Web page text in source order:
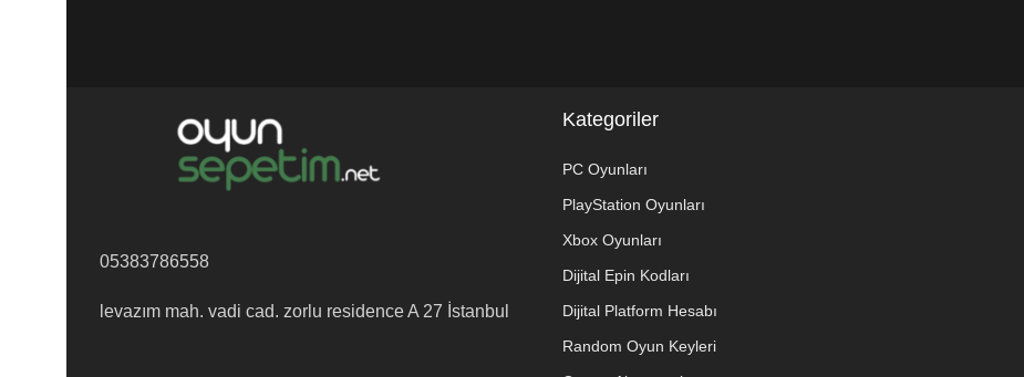
05383786558
levazım mah. vadi cad. zorlu residence A 27 İstanbul
Kategoriler
PC Oyunları
PlayStation Oyunları
Xbox Oyunları
Dijital Epin Kodları
Dijital Platform Hesabı
Random Oyun Keyleri